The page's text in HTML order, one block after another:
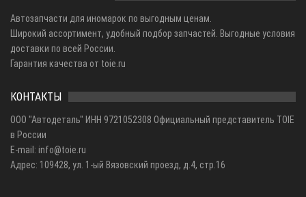
Автозапчасти для иномарок по выгодным ценам.
Широкий ассортимент, удобный подбор запчастей. Выгодные условия
доставки по всей России.
Гарантия качества от toie.ru
КОНТАКТЫ
ООО "Автодеталь" ИНН 9721052308 Официальный представитель TOIE
в России
E-mail: info@toie.ru
Адрес: 109428, ул. 1-ый Вязовский проезд, д.4, стр.16